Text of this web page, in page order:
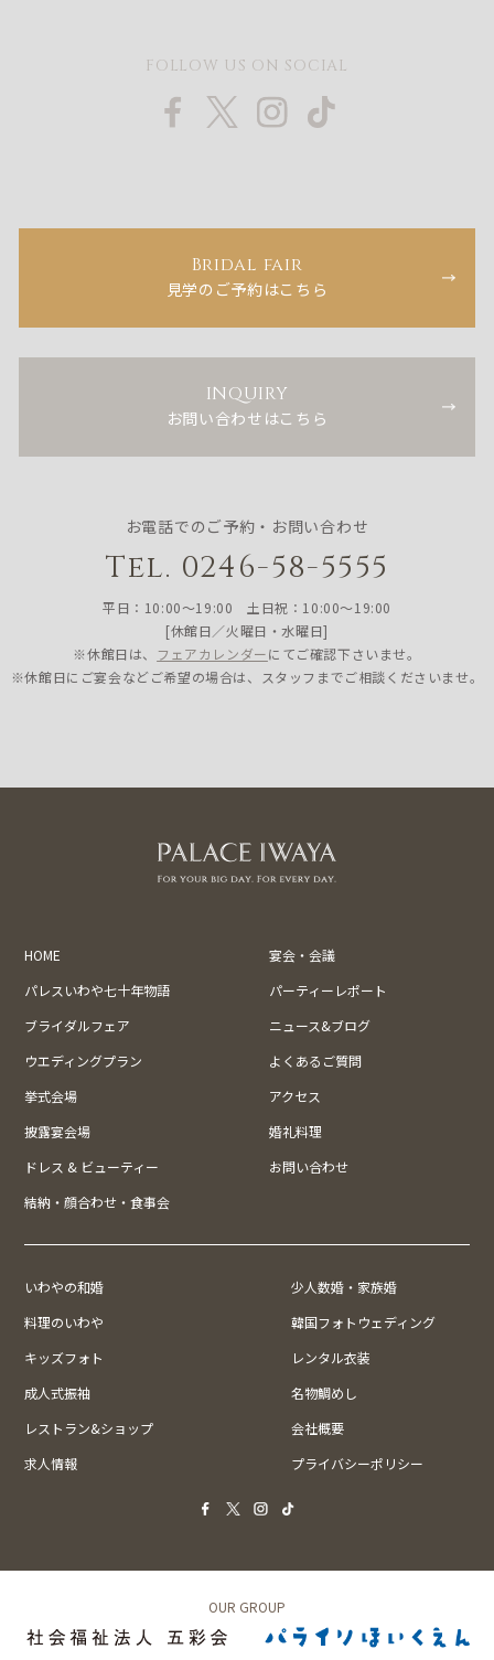
FOLLOW US ON SOCIAL
Bridal fair
見学のご予約はこちら
INQUIRY
お問い合わせはこちら
お電話でのご予約・お問い合わせ
Tel. 0246-58-5555
平日：10:00〜19:00 土日祝：10:00〜19:00
[休館日／火曜日・水曜日]
※休館日は、 フェアカレンダーにてご確認下さいませ。
※休館日にご宴会などご希望の場合は、スタッフまでご相談くださいませ。
HOME
宴会・会議
パレスいわや七十年物語
パーティーレポート
ブライダルフェア
ニュース&ブログ
ウエディングプラン
よくあるご質問
挙式会場
アクセス
披露宴会場
婚礼料理
ドレス & ビューティー
お問い合わせ
結納・顔合わせ・食事会
いわやの和婚
少人数婚・家族婚
料理のいわや
韓国フォトウェディング
キッズフォト
レンタル衣装
成人式振袖
名物鯛めし
レストラン&ショップ
会社概要
求人情報
プライバシーポリシー
OUR GROUP